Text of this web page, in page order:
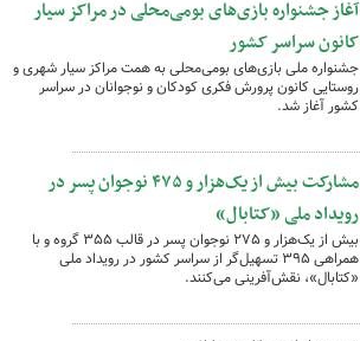
آغاز جشنواره بازی‌های بومی‌محلی در مراکز سیار
کانون سراسر کشور
جشنواره ملی بازی‌های بومی‌محلی به همت مراکز سیار شهری و
روستایی کانون پرورش فکری کودکان و نوجوانان در سراسر
کشور آغاز شد.
مشارکت بیش از یک‌هزار و ۴۷۵ نوجوان پسر در
رویداد ملی «کتابال»
بیش از یک‌هزار و ۲۷۵ نوجوان پسر در قالب ۳۵۵ گروه و با
همراهی ۳۹۵ تسهیل‌گر از سراسر کشور در رویداد ملی
«کتابال»، نقش‌آفرینی می‌کنند.